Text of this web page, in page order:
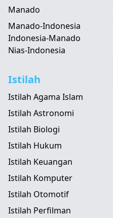
Manado
Manado-Indonesia
Indonesia-Manado
Nias-Indonesia
Istilah
Istilah Agama Islam
Istilah Astronomi
Istilah Biologi
Istilah Hukum
Istilah Keuangan
Istilah Komputer
Istilah Otomotif
Istilah Perfilman